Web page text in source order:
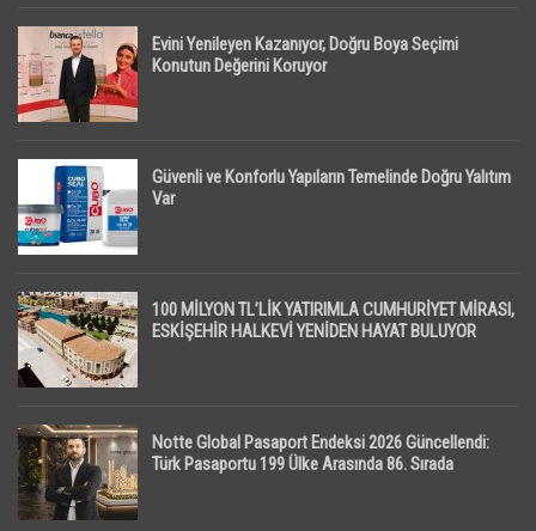
Evini Yenileyen Kazanıyor, Doğru Boya Seçimi
Konutun Değerini Koruyor
Güvenli ve Konforlu Yapıların Temelinde Doğru Yalıtım
Var
100 MİLYON TL’LİK YATIRIMLA CUMHURİYET MİRASI,
ESKİŞEHİR HALKEVİ YENİDEN HAYAT BULUYOR
Notte Global Pasaport Endeksi 2026 Güncellendi:
Türk Pasaportu 199 Ülke Arasında 86. Sırada